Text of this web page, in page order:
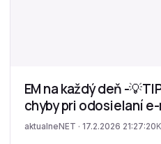
EM na každý deň -
chyby pri odosielaní
aktualneNET · 17.2.2026 21:27:20